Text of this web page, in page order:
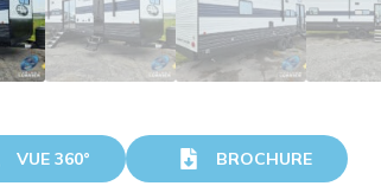
VUE 360° BROCHURE